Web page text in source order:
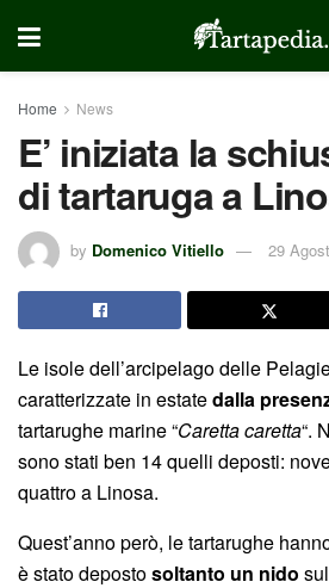
Home News
E’ iniziata la
di tartaruga a
by Domenico Vitiello 29
Le isole dell’arcipelago delle
caratterizzate in estatedalla
tartarughe marine “Caretta caretta“.
sono stati ben 14 quelli deposti:
quattro a Linosa.
Quest’anno però, le tartarughe
è stato depostosoltanto un nido